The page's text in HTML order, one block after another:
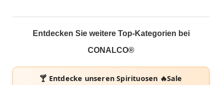
Entdecken Sie weitere Top-Kategorien bei
CONALCO®
🍸 Entdecke unserenSpirituosen 🔥Sale